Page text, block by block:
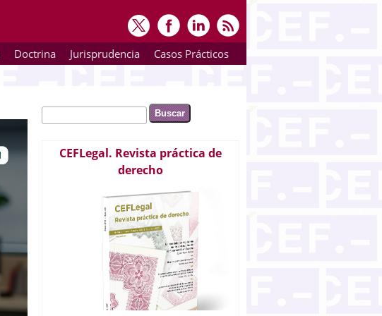
Doctrina Jurisprudencia Casos Prácticos
Formulario de búsqueda
Buscar
CEFLegal. Revista práctica de
derecho